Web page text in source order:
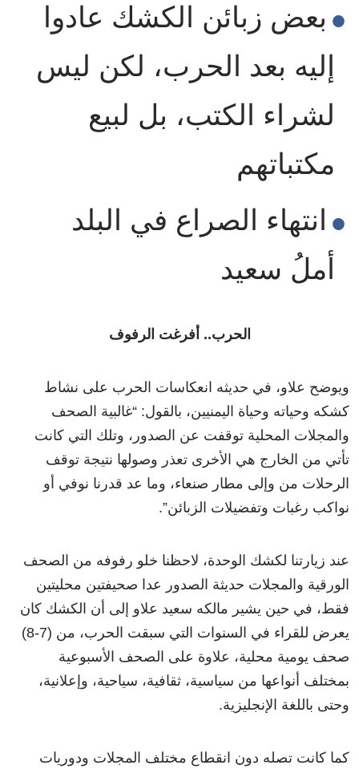
بعض زبائن الكشك عادوا
إليه بعد الحرب، لكن ليس
لشراء الكتب، بل لبيع
مكتباتهم
انتهاء الصراع في البلد
أملُ سعيد
الحرب.. أفرغت الرفوف
ويوضح علاو، في حديثه انعكاسات الحرب على نشاط
كشكه وحياته وحياة اليمنيين، بالقول: “غالبية الصحف
والمجلات المحلية توقفت عن الصدور، وتلك التي كانت
تأتي من الخارج هي الأخرى تعذر وصولها نتيجة توقف
الرحلات من وإلى مطار صنعاء، وما عد قدرنا نوفي أو
نواكب رغبات وتفضيلات الزبائن”.
عند زيارتنا لكشك الوحدة، لاحظنا خلو رفوفه من الصحف
الورقية والمجلات حديثة الصدور عدا صحيفتين محليتين
فقط، في حين يشير مالكه سعيد علاو إلى أن الكشك كان
يعرض للقراء في السنوات التي سبقت الحرب، من (7-8)
صحف يومية محلية، علاوة على الصحف الأسبوعية
بمختلف أنواعها من سياسية، ثقافية، سياحية، وإعلانية،
وحتى باللغة الإنجليزية.
كما كانت تصله دون انقطاع مختلف المجلات ودوريات